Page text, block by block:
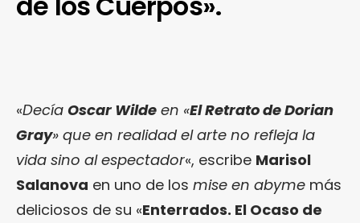
«Decía Oscar Wilde en «El Retrato de Dorian
Gray» que en realidad el arte no refleja la
vida sino al espectador«, escribe Marisol
Salanova en uno de los mise en abyme más
deliciosos de su «Enterrados. El Ocaso de